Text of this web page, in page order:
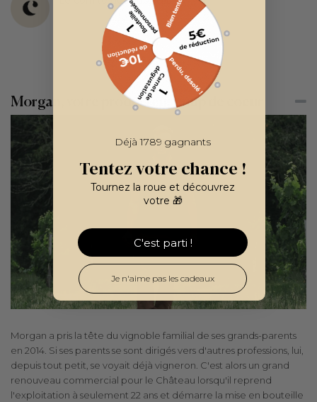
Notre œnologue et 15 adopteurs de vigne
Morgan, votre producteur coup de coeur
Morgan a pris la tête du vignoble familial de ses grands-parents
en 2014. Si ses parents se sont dirigés vers d'autres professions, lui,
depuis tout petit, se voyait déjà vigneron. C'est alors un grand
renouveau commercial pour le Château lorsqu'il reprend
l'exploitation à seulement 22 ans et démarre la mise en bouteille
Déjà 1789 gagnants
Tentez votre chance !
Tournez la roue et découvrez
votre 🎁
C'est parti !
Je n'aime pas les cadeaux